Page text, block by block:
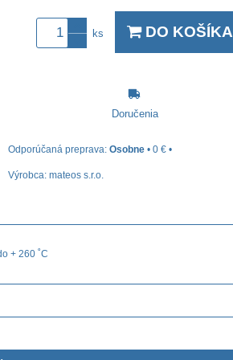
ks DO KOŠÍKA
Doručenia
Osobne • 0 € •
Výrobca: mateos s.r.o.
+ 260 ˚C